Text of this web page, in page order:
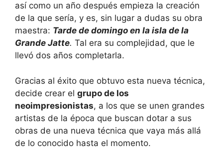
así como un año después empieza la creación
de la que sería, y es, sin lugar a dudas su obra
maestra: Tarde de domingo en la isla de la
Grande Jatte. Tal era su complejidad, que le
llevó dos años completarla.
Gracias al éxito que obtuvo esta nueva técnica,
decide crear el grupo de los
neoimpresionistas, a los que se unen grandes
artistas de la época que buscan dotar a sus
obras de una nueva técnica que vaya más allá
de lo conocido hasta el momento.